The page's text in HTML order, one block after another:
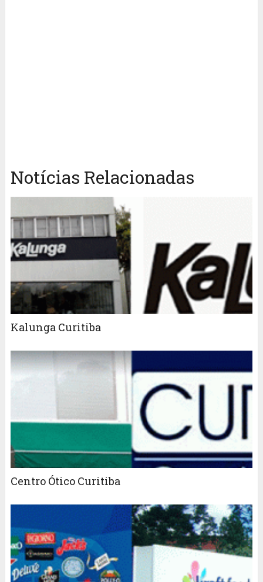
Notícias Relacionadas
Kalunga Curitiba
Centro Ótico Curitiba